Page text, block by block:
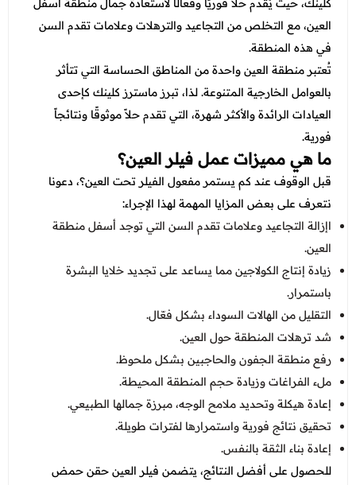
عروض العناية بالشعر
عروض الرجال
عروض جراحات التجميل
عروض قسم الطوارئ
عروض المختبر
عروض الاشعة
عروض الباطنة
عروض العظام
عروض الانف والاذن والحنجرة
عروض العلاج الطبيعي
كلينك، حيث يُقدم حلاً فوريًا وفعالًا لاستعادة جمال منطقة أسفل
العين، مع التخلص من التجاعيد والترهلات وعلامات تقدم السن
في هذه المنطقة.
تُعتبر منطقة العين واحدة من المناطق الحساسة التي تتأثر
بالعوامل الخارجية المتنوعة. لذا، تبرز ماسترز كلينك كإحدى
العيادات الرائدة والأكثر شهرة، التي تقدم حلاً موثوقًا ونتائجاً
فورية.
ما هي مميزات عمل فيلر العين؟
قبل الوقوف عند كم يستمر مفعول الفيلر تحت العين؟، دعونا
نتعرف على بعض المزايا المهمة لهذا الإجراء:
اإزالة التجاعيد وعلامات تقدم السن التي توجد أسفل منطقة
العين.
زيادة إنتاج الكولاجين مما يساعد على تجديد خلايا البشرة
باستمرار.
التقليل من الهالات السوداء بشكل فعّال.
شد ترهلات المنطقة حول العين.
رفع منطقة الجفون والحاجبين بشكل ملحوظ.
ملء الفراغات وزيادة حجم المنطقة المحيطة.
إعادة هيكلة وتحديد ملامح الوجه، مبرزة جمالها الطبيعي.
تحقيق نتائج فورية واستمرارها لفترات طويلة.
إعادة بناء الثقة بالنفس.
للحصول على أفضل النتائج، يتضمن فيلر العين حقن حمض